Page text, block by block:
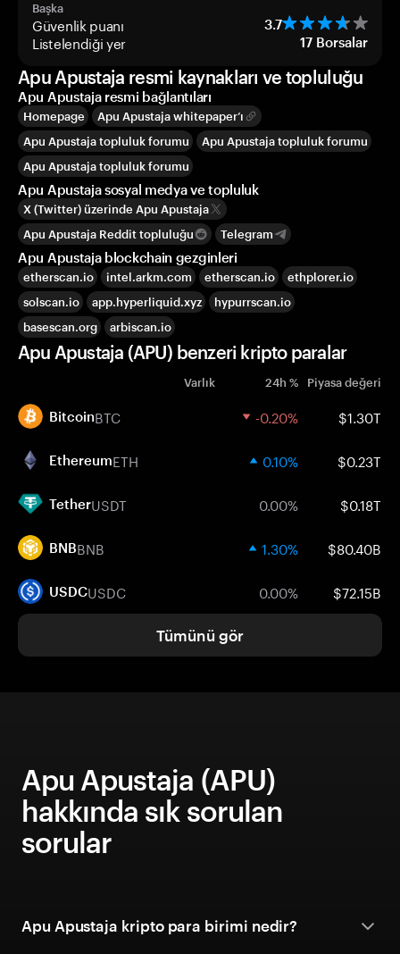
Başka
Güvenlik puanı 3.7
Listelendiği yer 17 Borsalar
Apu Apustaja resmi kaynakları ve topluluğu
Apu Apustaja resmi bağlantıları
Homepage
Apu Apustaja whitepaper’ı
Apu Apustaja topluluk forumu
Apu Apustaja topluluk forumu
Apu Apustaja topluluk forumu
Apu Apustaja sosyal medya ve topluluk
X (Twitter) üzerinde Apu Apustaja
Apu Apustaja Reddit topluluğu
Telegram
Apu Apustaja blockchain gezginleri
etherscan.io intel.arkm.com etherscan.io
ethplorer.io
solscan.io
app.hyperliquid.xyz
hypurrscan.io
basescan.org
arbiscan.io
Apu Apustaja (APU) benzeri kripto paralar
Varlık 24h % Piyasa değeri
BitcoinBTC -0.20% $1.30T
EthereumETH 0.10% $0.23T
TetherUSDT 0.00% $0.18T
BNBBNB 1.30% $80.40B
USDCUSDC 0.00% $72.15B
Tümünü gör
Apu Apustaja (APU)
hakkında sık sorulan
sorular
Apu Apustaja kripto para birimi nedir?